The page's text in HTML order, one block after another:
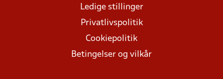
Ledige stillinger
Privatlivspolitik
Cookiepolitik
Betingelser og vilkår